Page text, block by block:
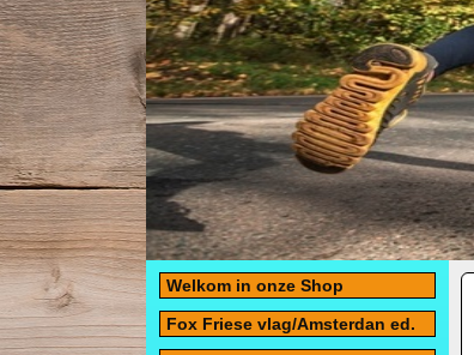
Welkom in onze Shop
Fox Friese vlag/Amsterdan ed.